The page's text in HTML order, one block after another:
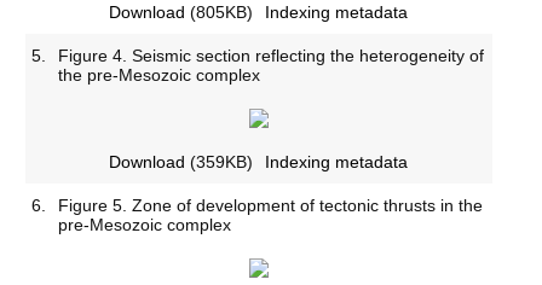
Download (805KB) Indexing metadata
5.
Figure 4. Seismic section reflecting the heterogeneity of
the pre-Mesozoic complex
Download (359KB) Indexing metadata
6.
Figure 5. Zone of development of tectonic thrusts in the
pre-Mesozoic complex